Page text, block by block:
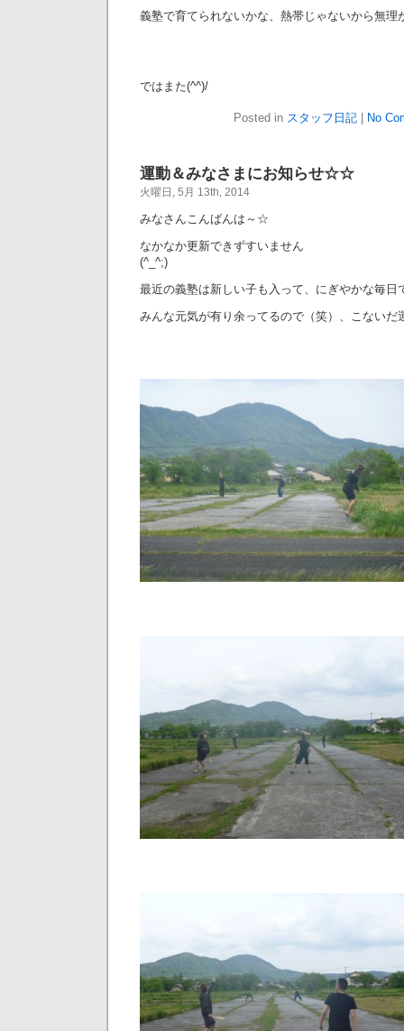
義塾で育てられないかな、熱帯じゃないから無理
ではまた(^^)/
Posted in スタッフ日記 No
運動＆みなさまにお知らせ☆☆
火曜日, 5月 13th, 2014
みなさんこんばんは～☆
なかなか更新できずすいません
(^_^;)
最近の義塾は新しい子も入って、にぎやかな毎日
みんな元気が有り余ってるので（笑）、こない